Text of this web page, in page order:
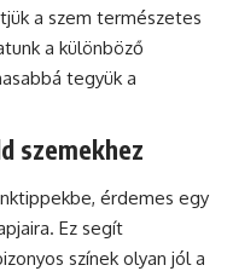
a szem természetes
a különböző
tegyük a
szemekhez
érdemes egy
Ez segít
színek olyan jól a